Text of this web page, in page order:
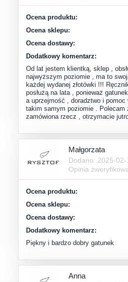
Ocena produktu:
Ocena sklepu:
Ocena dostawy:
Dodatkowy komentarz:
Od lat jestem klientką, sklep ,
najwyższym poziomie , ma to
każdej wydanej złotówki !!!
posłużą na lata , ponieważ
a uprzejmość , doradztwo i
takim samym poziomie . Polecam
zamówiona rzecz , otrzymacie
Małgorzata
Dodano: 2025-02-
Opinia
Ocena produktu:
Ocena sklepu:
Ocena dostawy:
Dodatkowy komentarz:
Piękny i bardzo dobry gatunek
Anna